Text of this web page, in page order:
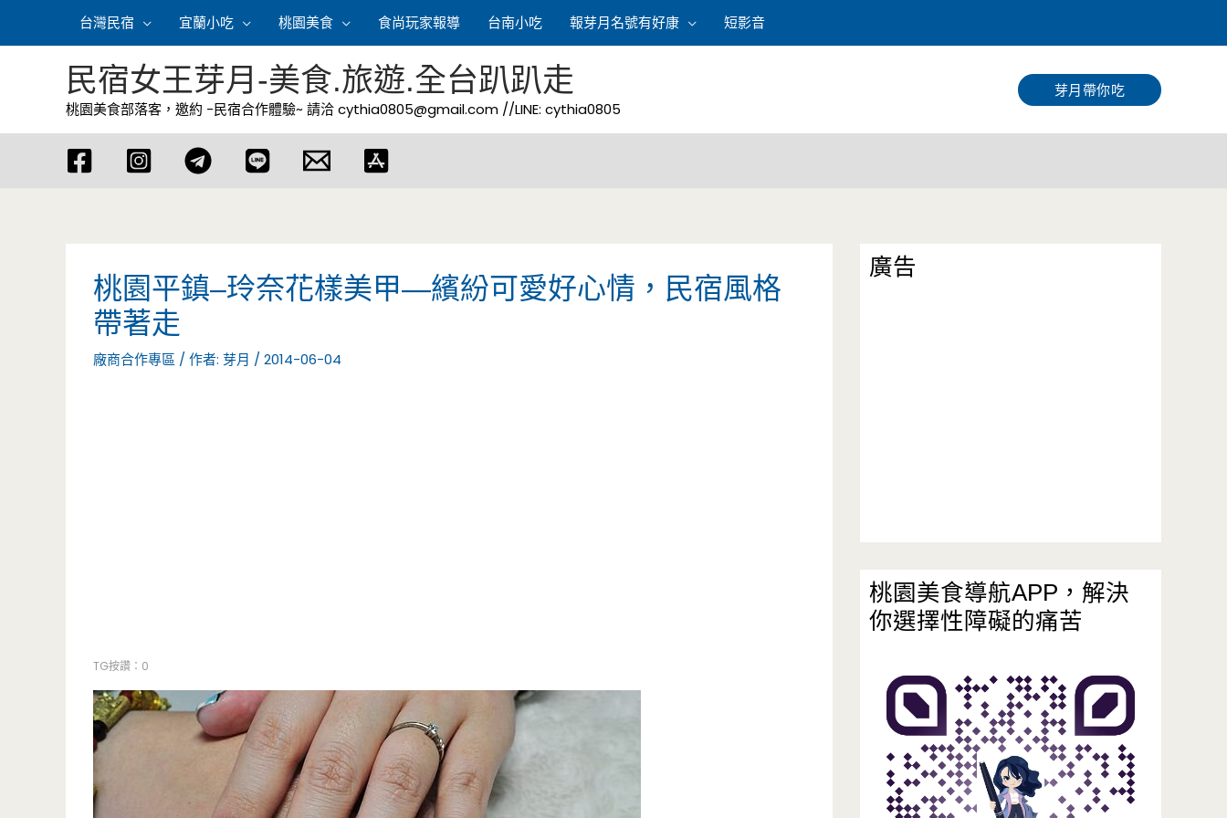
容
台灣民宿 宜蘭小吃 桃園美食 食尚玩家報導 台南小吃 報芽月名號有好康 短影音
尋
民宿女王芽月-美食.旅遊.全台趴趴走
桃園美食部落客，邀約 -民宿合作體驗~ 請洽cythia0805@gmail.com //LINE: cythia0805
芽月帶你吃
桃園平鎮–玲奈花樣美甲—繽紛可愛好心情，民宿風格
帶著走
廠商合作專區 / 作者: 芽月 / 2014-06-04
TG按讚：0
廣告
桃園美食導航APP，解決
你選擇性障礙的痛苦